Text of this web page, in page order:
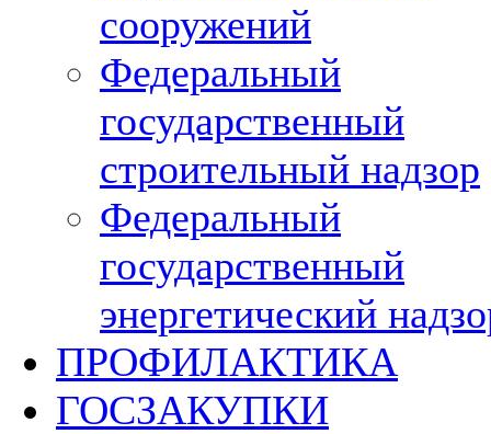
сооружений
Федеральный
государственный
строительный надзор
Федеральный
государственный
энергетический
ПРОФИЛАКТИКА
ГОСЗАКУПКИ